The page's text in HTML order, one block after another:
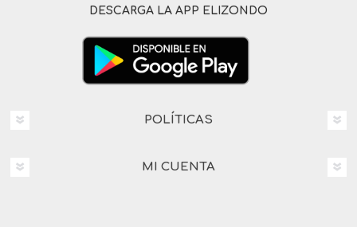
DESCARGA LA APP ELIZONDO
POLÍTICAS
MI CUENTA